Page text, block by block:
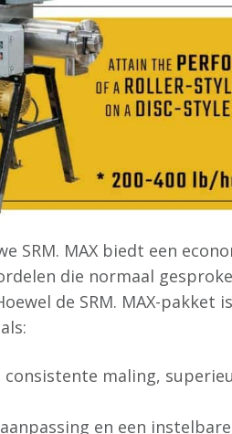
SRM. MAX biedt een
die normaal
de SRM. MAX-
consistente maling,
en een